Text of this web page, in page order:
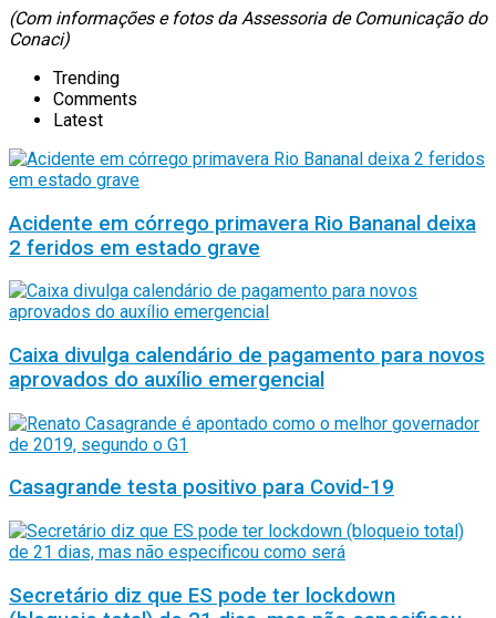
(Com informações e fotos da Assessoria de Comunicação do
Conaci)
Trending
Comments
Latest
Acidente em córrego primavera Rio Bananal deixa
2 feridos em estado grave
Caixa divulga calendário de pagamento para novos
aprovados do auxílio emergencial
Casagrande testa positivo para Covid-19
Secretário diz que ES pode ter lockdown